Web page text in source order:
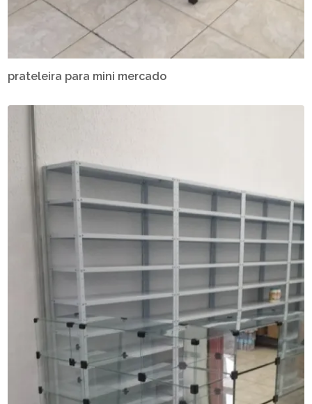
prateleira para mini mercado